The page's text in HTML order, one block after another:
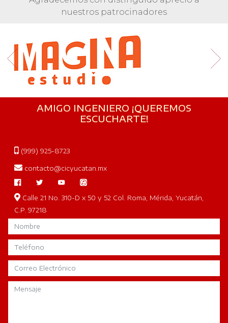
nuestros patrocinadores
AMIGO INGENIERO ¡QUEREMOS
ESCUCHARTE!
(999) 925-8723
contacto@cicyucatan.mx
Calle 21 No. 310-D x 50 y 52 Col. Roma, Mérida, Yucatán,
C.P. 97218